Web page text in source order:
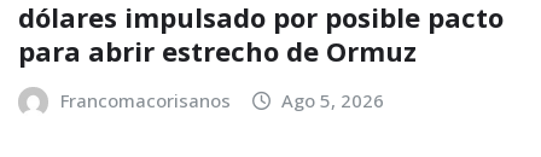
dólares impulsado por posible pacto
para abrir estrecho de Ormuz
Francomacorisanos Ago 5, 2026